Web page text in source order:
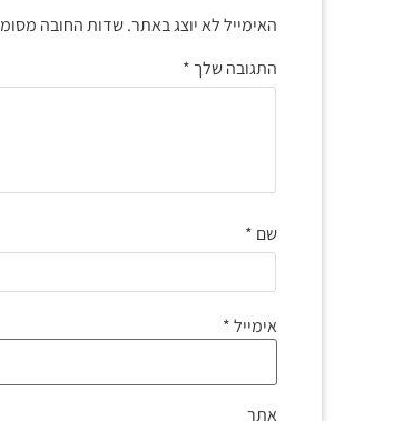
האימייל לא יוצג באתר. שדות החובה
התגובה שלך *
שם *
אימייל*
אתר